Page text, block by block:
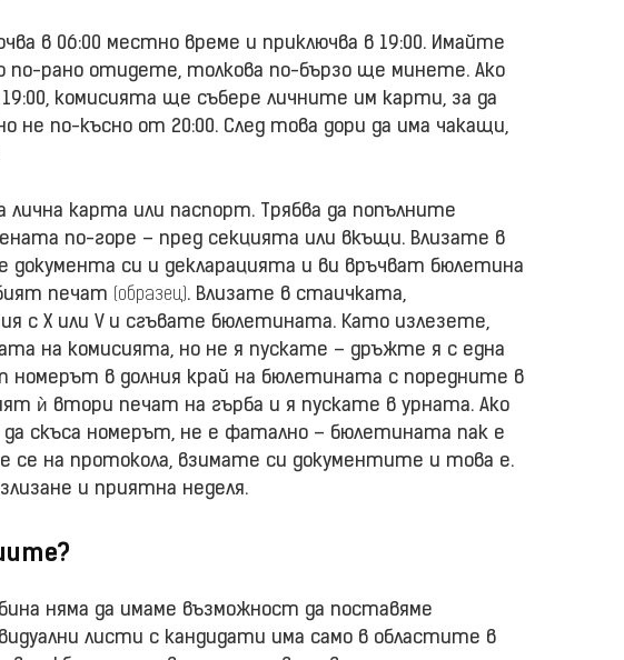
в 06:00 местно време и приключва в 19:00. Имайте
по-рано отидете, толкова по-бързо ще минете. Ако
комисията ще събере личните им карти, за да
не по-късно от 20:00. След това дори да има чакащи,
лична карта или паспорт. Трябва да попълните
по-горе – пред секцията или вкъщи. Влизате в
документа си и декларацията и ви връчват бюлетина
печат (образец). Влизате в стаичката,
с X или V и сгъвате бюлетината. Като излезете,
на комисията, но не я пускате – дръжте я с една
номерът в долния край на бюлетината с поредните в
ѝ втори печат на гърба и я пускате в урната. Ако
да скъса номерът, не е фатално – бюлетината пак е
се на протокола, взимате си документите и това е.
и приятна неделя.
няма да имаме възможност да поставяме
листи с кандидати има само в областите в